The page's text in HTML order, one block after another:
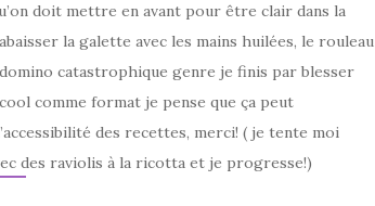
doit mettre en avant pour être clair dans la
la galette avec les mains huilées, le rouleau
catastrophique genre je finis par blesser
comme format je pense que ça peut
des recettes, merci! ( je tente moi
des raviolis à la ricotta et je progresse!)